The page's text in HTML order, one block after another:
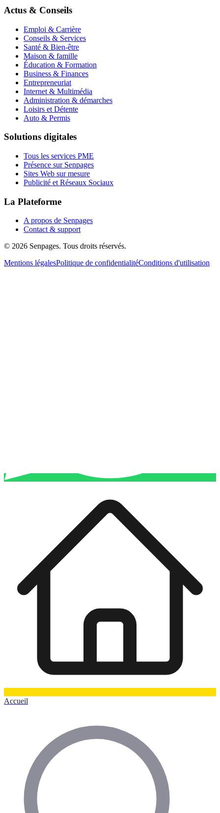
Actus & Conseils
Emploi & Carrière
Conseils & Services
Santé & Bien-être
Maison & famille
Éducation & Formation
Business & Finances
Entrepreneuriat
Internet & Multimédia
Administration & démarches
Loisirs et Détente
Auto & Permis
Solutions digitales
Tous les services PME
Présence sur Senpages
Sites Web sur mesure
Publicité et Réseaux Sociaux
La Plateforme
A propos de Senpages
Contact & support
© 2026 Senpages. Tous droits réservés.
Mentions légalesPolitique de confidentialitéConditions d'utilisation
Accueil